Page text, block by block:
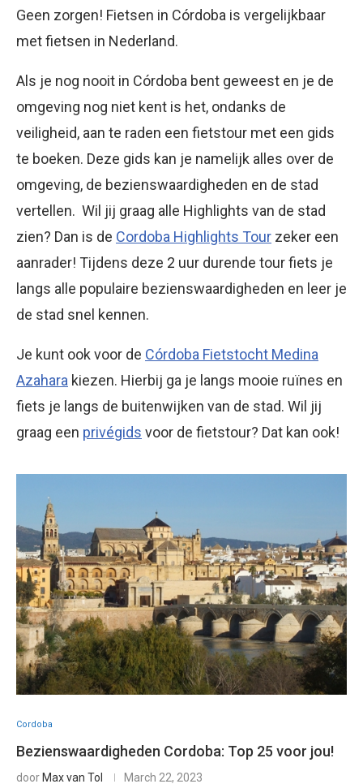
Geen zorgen! Fietsen in Córdoba is vergelijkbaar
met fietsen in Nederland.
Als je nog nooit in Córdoba bent geweest en je de
omgeving nog niet kent is het, ondanks de
veiligheid, aan te raden een fietstour met een gids
te boeken. Deze gids kan je namelijk alles over de
omgeving, de bezienswaardigheden en de stad
vertellen. Wil jij graag alle Highlights van de stad
zien? Dan is de Cordoba Highlights Tour zeker een
aanrader! Tijdens deze 2 uur durende tour fiets je
langs alle populaire bezienswaardigheden en leer je
de stad snel kennen.
Je kunt ook voor de Córdoba Fietstocht Medina
Azahara kiezen. Hierbij ga je langs mooie ruïnes en
fiets je langs de buitenwijken van de stad. Wil jij
graag een privégids voor de fietstour? Dat kan ook!
Cordoba
Bezienswaardigheden Cordoba: Top 25 voor jou!
door Max van Tol March 22, 2023